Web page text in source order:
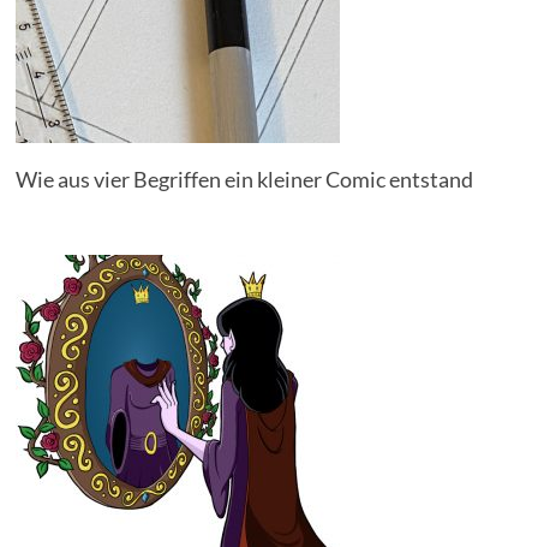
Wie aus vier Begriffen ein kleiner Comic entstand